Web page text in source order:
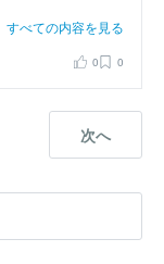
すべての内容を見る
0 0
次へ